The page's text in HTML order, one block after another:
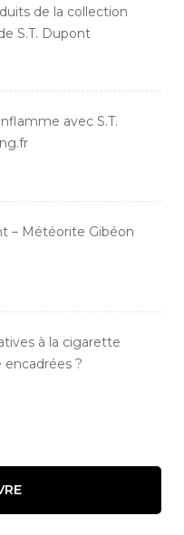
de la collection
S.T. Dupont
avec S.T.
– Météorite Gibéon
à la cigarette
?